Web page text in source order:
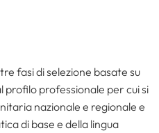
fasi di selezione basate su
professionale per cui si
nazionale e regionale e
di base e della lingua